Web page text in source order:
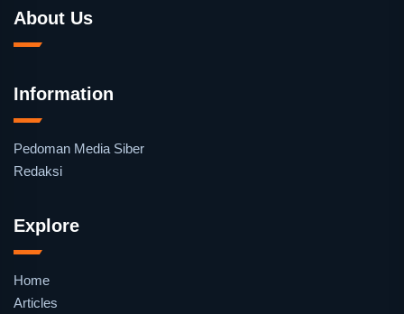
About Us
Information
Pedoman Media Siber
Redaksi
Explore
Home
Articles